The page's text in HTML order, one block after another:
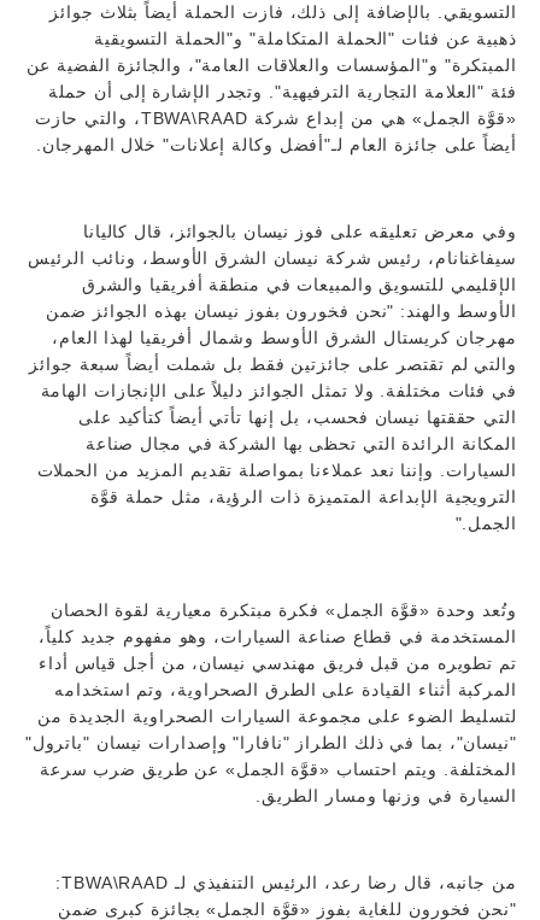
التسويقي. بالإضافة إلى ذلك، فازت الحملة أيضاً بثلاث جوائز
ذهبية عن فئات "الحملة المتكاملة" و"الحملة التسويقية
المبتكرة" و"المؤسسات والعلاقات العامة"، والجائزة الفضية عن
فئة "العلامة التجارية الترفيهية". وتجدر الإشارة إلى أن حملة
«قوَّة الجمل» هي من إبداع شركة TBWA\RAAD، والتي حازت
أيضاً على جائزة العام لـ"أفضل وكالة إعلانات" خلال المهرجان.
وفي معرض تعليقه على فوز نيسان بالجوائز، قال كاليانا
سيفاغنانام، رئيس شركة نيسان الشرق الأوسط، ونائب الرئيس
الإقليمي للتسويق والمبيعات في منطقة أفريقيا والشرق
الأوسط والهند: "نحن فخورون بفوز نيسان بهذه الجوائز ضمن
مهرجان كريستال الشرق الأوسط وشمال أفريقيا لهذا العام،
والتي لم تقتصر على جائزتين فقط بل شملت أيضاً سبعة جوائز
في فئات مختلفة. ولا تمثل الجوائز دليلاً على الإنجازات الهامة
التي حققتها نيسان فحسب، بل إنها تأتي أيضاً كتأكيد على
المكانة الرائدة التي تحظى بها الشركة في مجال صناعة
السيارات. وإننا نعد عملاءنا بمواصلة تقديم المزيد من الحملات
الترويجية الإبداعة المتميزة ذات الرؤية، مثل حملة قوَّة
الجمل."
وتُعد وحدة «قوَّة الجمل» فكرة مبتكرة معيارية لقوة الحصان
المستخدمة في قطاع صناعة السيارات، وهو مفهوم جديد كلياً،
تم تطويره من قبل فريق مهندسي نيسان، من أجل قياس أداء
المركبة أثناء القيادة على الطرق الصحراوية، وتم استخدامه
لتسليط الضوء على مجموعة السيارات الصحراوية الجديدة من
"نيسان"، بما في ذلك الطراز "نافارا" وإصدارات نيسان "باترول"
المختلفة. ويتم احتساب «قوَّة الجمل» عن طريق ضرب سرعة
السيارة في وزنها ومسار الطريق.
من جانبه، قال رضا رعد، الرئيس التنفيذي لـ TBWA\RAAD:
"نحن فخورون للغاية بفوز «قوَّة الجمل» بجائزة كبرى ضمن